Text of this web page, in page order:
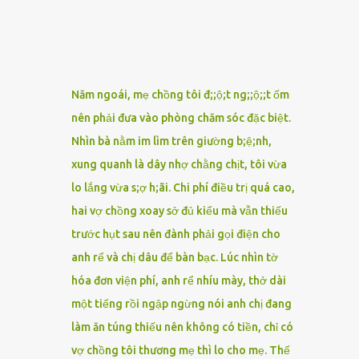
cánh nhất chính là chiếc điện thoại biến mất
trong ngày đưa tang. Anh nhớ mình còn
cầm trong tay khi cúi xuống nhìn mặt vợ lần
cuối. Sau đó, tất cả trở nên mơ hồ. Lúc phát
hiện ra, quan tài đã đóng kín, xe tang đã lăn
bánh. Anh tự an ủi rằng rồi sẽ có người nhặt
nửa đêm hôm đó, khi chỉ còn hai bố con
trong căn nhà tĩnh lặng, sự thật khiến anh
lạnh sống lưng. Chiếc điện thoại tưởng mất
ấy… bỗng gửi tin nhắn đến số của chính anh.
Tin nhắn ngắn gọn: “Anh...
Năm ngoái, mẹ chồng tôi đ;;ộ;t ng;;ộ;;t ốm
nên phải đưa vào phòng chăm sóc đặc biệt.
Nhìn bà nằm im lìm trên giường b;ệ;nh,
xung quanh là dây nhợ chằng chịt, tôi vừa
lo lắng vừa s;ợ h;ãi. Chi phí điều trị quá cao,
hai vợ chồng xoay sở đủ kiểu mà vẫn thiếu
trước hụt sau nên đành phải gọi điện cho
anh rể và chị dâu để bàn bạc. Lúc nhìn tờ
hóa đơn viện phí, anh rể nhíu mày, thở dài
một tiếng rồi ngập ngừng nói anh chị đang
làm ăn túng thiếu nên không có tiền, chỉ có
vợ chồng tôi thương mẹ thì lo cho mẹ. Thế